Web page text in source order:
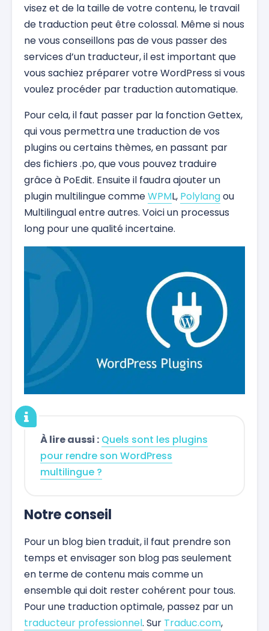
visez et de la taille de votre contenu, le travail
de traduction peut être colossal. Même si nous
ne vous conseillons pas de vous passer des
services d’un traducteur, il est important que
vous sachiez préparer votre WordPress si vous
voulez procéder par traduction automatique.
Pour cela, il faut passer par la fonction Gettex,
qui vous permettra une traduction de vos
plugins ou certains thèmes, en passant par
des fichiers .po, que vous pouvez traduire
grâce à PoEdit. Ensuite il faudra ajouter un
plugin multilingue commeWPML, Polylangou
Multilingual entre autres. Voici un processus
long pour une qualité incertaine.
À lire aussi : Quels sont les plugins
pour rendre son WordPress
multilingue ?
Notre conseil
Pour un blog bien traduit, il faut prendre son
temps et envisager son blog pas seulement
en terme de contenu mais comme un
ensemble qui doit rester cohérent pour tous.
Pour une traduction optimale, passez par un
traducteur professionnel. Sur Traduc.com,